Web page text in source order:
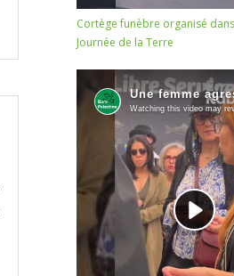
Cortège funèbre organisé
Journée de la Terre